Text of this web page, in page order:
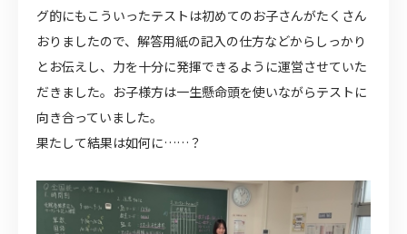
グ的にもこういったテストは初めてのお子さんがたくさん
おりましたので、解答用紙の記入の仕方などからしっかり
とお伝えし、力を十分に発揮できるように運営させていた
だきました。お子様方は一生懸命頭を使いながらテストに
向き合っていました。
果たして結果は如何に……？